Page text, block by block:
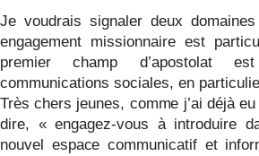
Je voudrais signaler deux
engagement missionnaire est
premier champ d’apostolat
communications sociales, en
Très chers jeunes, comme j’ai déjà
dire, « engagez-vous à introduire
nouvel espace communicatif et